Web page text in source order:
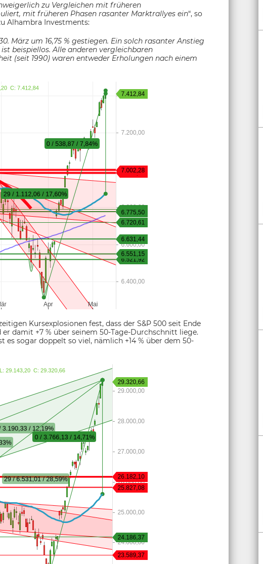
zu Vergleichen mit früheren
mit früheren Phasen rasanter Marktrallyes ein“, so
Alhambra Investments:
März um 16,75 % gestiegen. Ein solch rasanter Anstieg
beispiellos. Alle anderen vergleichbaren
(seit 1990) waren entweder Erholungen nach einem
Kursexplosionen fest, dass der S&P 500 seit Ende
damit +7 % über seinem 50-Tage-Durchschnitt liege.
sogar doppelt so viel, nämlich +14 % über dem 50-